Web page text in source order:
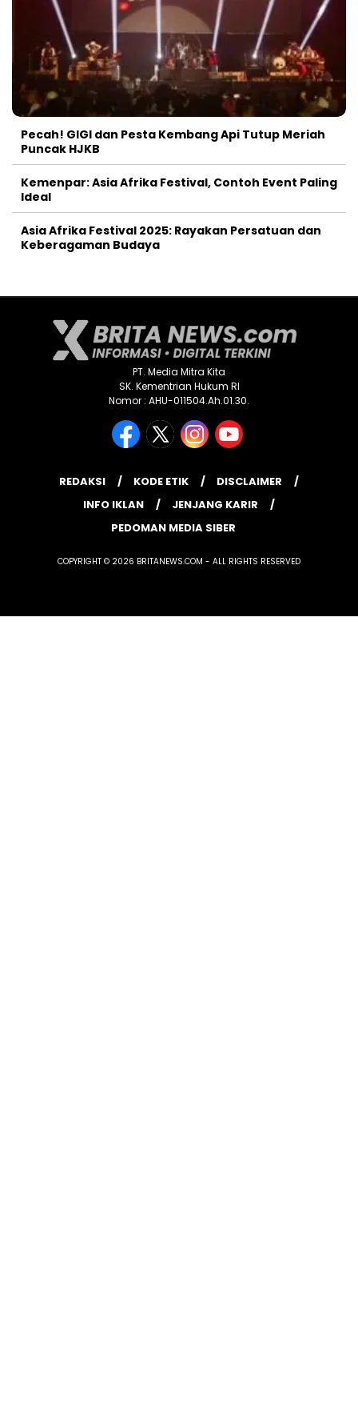
Pecah! GIGI dan Pesta Kembang Api Tutup Meriah
Puncak HJKB
Kemenpar: Asia Afrika Festival, Contoh Event Paling
Ideal
Asia Afrika Festival 2025: Rayakan Persatuan dan
Keberagaman Budaya
PT. Media Mitra Kita
SK. Kementrian Hukum RI
Nomor : AHU-011504.Ah.01.30.
REDAKSI KODE ETIK
DISCLAIMER
INFO IKLAN
JENJANG KARIR
PEDOMAN MEDIA SIBER
COPYRIGHT © 2026 BRITANEWS.COM - ALL RIGHTS RESERVED